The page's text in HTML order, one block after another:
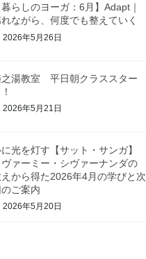
暮らしのヨーガ：6月】Adapt｜
ながら、何度でも整えていく
2026年5月26日
之湯教室 平日朝クラススター
2026年5月21日
光を灯す【サット・サンガ】
ヴァーミー・シヴァーナンダの
から得た2026年4月の学びと次
のご案内
2026年5月20日